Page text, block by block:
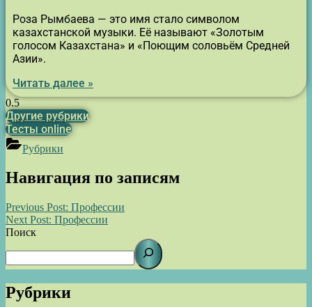
Роза Рымбаева — это имя стало символом
казахстанской музыки. Её называют «Золотым
голосом Казахстана» и «Поющим соловьём Средней
Азии».
Читать далее »
Другие рубрики
Тесты online
Рубрики
Навигация по записям
Previous Post: Профессии
Next Post: Профессии
Поиск
Рубрики